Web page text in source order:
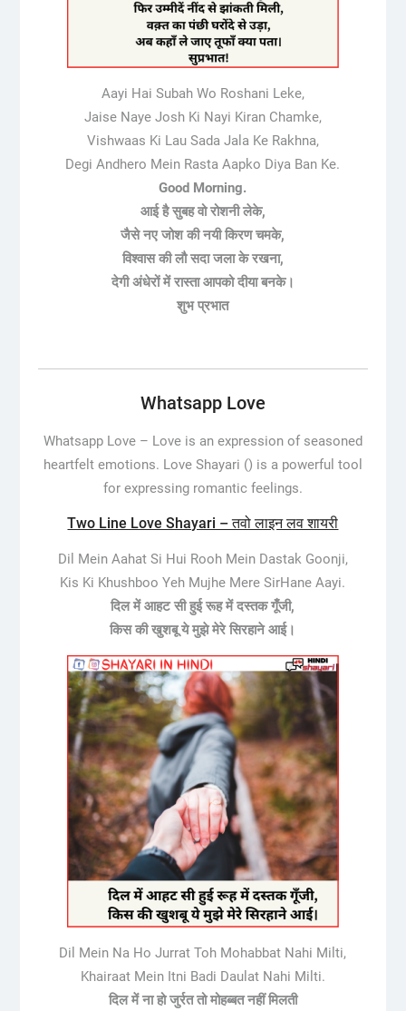
Aayi Hai Subah Wo Roshani Leke,
Jaise Naye Josh Ki Nayi Kiran Chamke,
Vishwaas Ki Lau Sada Jala Ke Rakhna,
Degi Andhero Mein Rasta Aapko Diya Ban Ke.
Good Morning.
आई है सुबह वो रोशनी लेके,
जैसे नए जोश की नयी किरण चमके,
विश्वास की लौ सदा जला के रखना,
देगी अंधेरों में रास्ता आपको दीया बनके।
शुभ प्रभात
Whatsapp Love
Whatsapp Love – Love is an expression of seasoned
heartfelt emotions. Love Shayari () is a powerful tool
for expressing romantic feelings.
Two Line Love Shayari – तवो लाइन लव शायरी
Dil Mein Aahat Si Hui Rooh Mein Dastak Goonji,
Kis Ki Khushboo Yeh Mujhe Mere SirHane Aayi.
दिल में आहट सी हुई रूह में दस्तक गूँजी,
किस की खुशबू ये मुझे मेरे सिरहाने आई।
Dil Mein Na Ho Jurrat Toh Mohabbat Nahi Milti,
Khairaat Mein Itni Badi Daulat Nahi Milti.
दिल में ना हो जुर्रत तो मोहब्बत नहीं मिलती